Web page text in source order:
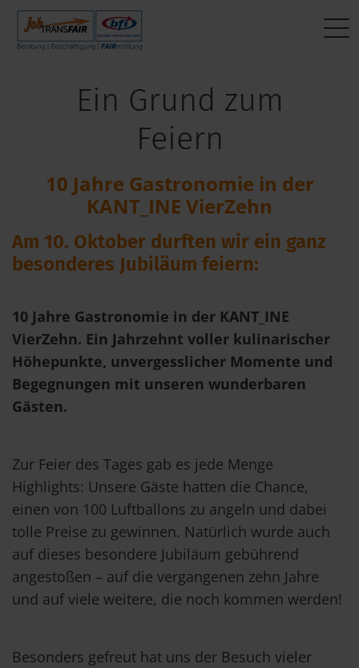
Ein Grund zum
Feiern
10 Jahre Gastronomie in der
KANT_INE VierZehn
Am 10. Oktober durften wir ein ganz
besonderes Jubiläum feiern:
10 Jahre Gastronomie in der KANT_INE
VierZehn. Ein Jahrzehnt voller kulinarischer
Höhepunkte, unvergesslicher Momente und
Begegnungen mit unseren wunderbaren
Gästen.
Zur Feier des Tages gab es jede Menge
Highlights: Unsere Gäste hatten die Chance,
einen von 100 Luftballons zu angeln und dabei
tolle Preise zu gewinnen. Natürlich wurde auch
auf dieses besondere Jubiläum gebührend
angestoßen – auf die vergangenen zehn Jahre
und auf viele weitere, die noch kommen werden!
Besonders gefreut hat uns der Besuch vieler
Aktuelle Jobs
Das sagen andere
Mein Weg zum Job
FAIRmittlung
Zeiterfassung